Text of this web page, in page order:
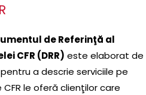
de Referinţă al
CFR (DRR) este elaborat de
pentru a descrie serviciile pe
CFR le oferă clienţilor care